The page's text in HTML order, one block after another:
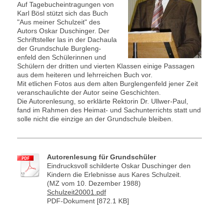
Auf Tagebucheintragungen von
Karl Bösl stützt sich das Buch
"Aus meiner Schulzeit" des
Autors Oskar Duschinger. Der
Schriftsteller las in der Dachaula
der Grundschule Burgleng-
enfeld den Schülerinnen und
Schülern der dritten und vierten Klassen einige Passagen
aus dem heiteren und lehrreichen Buch vor.
Mit etlichen Fotos aus dem alten Burglengenfeld jener Zeit
veranschaulichte der Autor seine Geschichten.
Die Autorenlesung, so erklärte Rektorin Dr. Ullwer-Paul,
fand im Rahmen des Heimat- und Sachunterrichts statt und
solle nicht die einzige an der Grundschule bleiben.
Autorenlesung für Grundschüler
Eindrucksvoll schilderte Oskar Duschinger den
Kindern die Erlebnisse aus Kares Schulzeit.
(MZ vom 10. Dezember 1988)
Schulzeit20001.pdf
PDF-Dokument [872.1 KB]